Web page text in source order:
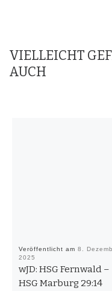
VIELLEICHT
AUCH
Veröffentlicht am8.
2025
wJD: HSG Fernwald –
HSG Marburg 29:14